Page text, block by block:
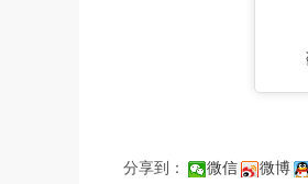
分享到： 微信 微博